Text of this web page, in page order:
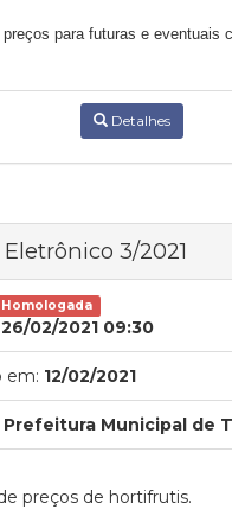
preços para futuras e eventuais
Detalhes
3/2021
Homologada
26/02/2021 09:30
em: 12/02/2021
Prefeitura Municipal de
preços de hortifrutis.